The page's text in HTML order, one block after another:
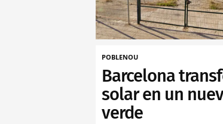
POBLENOU
Barcelona
solar en un
verde